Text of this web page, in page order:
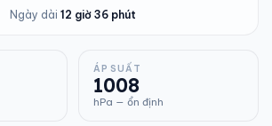
Ngày dài 12 giờ 36 phút
ÁP SUẤT
1008
hPa — ổn định